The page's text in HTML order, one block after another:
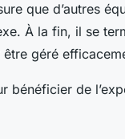
que d’autres
À la fin, il se
géré
bénéficier de